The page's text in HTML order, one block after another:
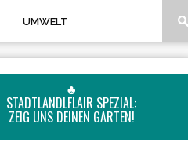
UMWELT
♣
STADTLANDLFLAIR SPEZIAL:
ZEIG UNS DEINEN GARTEN!